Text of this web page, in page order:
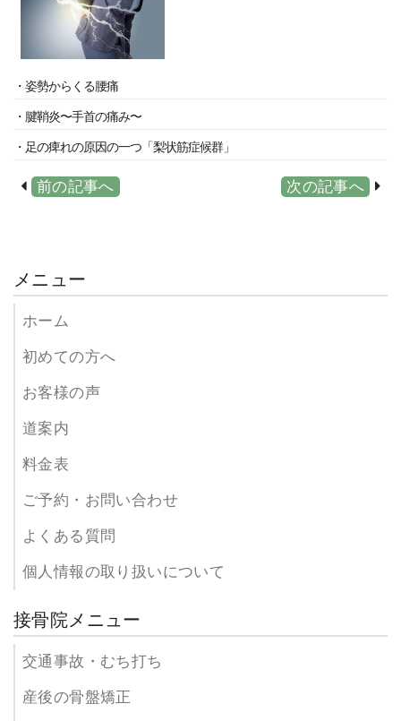
・姿勢からくる腰痛
・腱鞘炎〜手首の痛み〜
・足の痺れの原因の一つ「梨状筋症候群」
前の記事へ 次の記事へ
メニュー
ホーム
初めての方へ
お客様の声
道案内
料金表
ご予約・お問い合わせ
よくある質問
個人情報の取り扱いについて
接骨院メニュー
交通事故・むち打ち
産後の骨盤矯正